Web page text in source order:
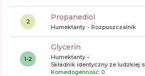
2 propanediol
Humektanty Rozpuszczalnik
1-2
glycerin
Humektanty
Składnik identyczny ze ludzkiej
Komedogenność: 0